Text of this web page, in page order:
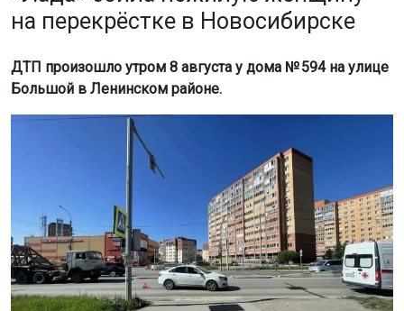
на перекрёстке в Новосибирске
ДТП произошло утром 8 августа у дома № 594 на улице
Большой в Ленинском районе.